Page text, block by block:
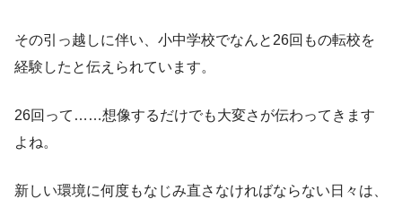
その引っ越しに伴い、小中学校でなんと26回もの転校を
経験したと伝えられています。
26回って……想像するだけでも大変さが伝わってきます
よね。
新しい環境に何度もなじみ直さなければならない日々は、